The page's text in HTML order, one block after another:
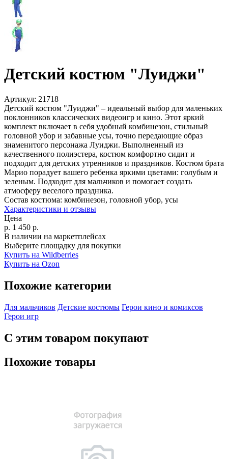
Детский костюм "Луиджи"
Артикул: 21718
Детский костюм "Луиджи" – идеальный выбор для маленьких
поклонников классических видеоигр и кино. Этот яркий
комплект включает в себя удобный комбинезон, стильный
головной убор и забавные усы, точно передающие образ
знаменитого персонажа Луиджи. Выполненный из
качественного полиэстера, костюм комфортно сидит и
подходит для детских утренников и праздников. Костюм брата
Марио порадует вашего ребенка яркими цветами: голубым и
зеленым. Подходит для мальчиков и помогает создать
атмосферу веселого праздника.
Состав костюма: комбинезон, головной убор, усы
Характеристики и отзывы
Цена
р. 1 450 р.
В наличии на маркетплейсах
Выберите площадку для покупки
Купить на Wildberries
Купить на Ozon
Похожие категории
Для мальчиков Детские костюмы Герои кино и комиксов
Герои игр
С этим товаром покупают
Похожие товары